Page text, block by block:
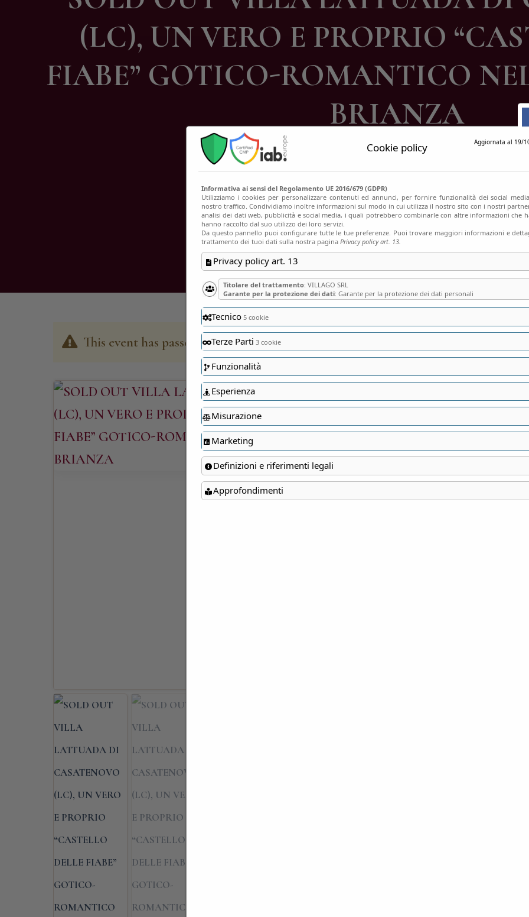
(LC), UN VERO E PROPRIO
FIABE” GOTICO-ROMANTICO
BRIANZA
Contatti
This event has passed
SOLD OUT VILLA
(LC), UN VERO E
FIABE” GOTICO-
DELLA BRIANZA
VISITA SOLD OUT
PROGRAMMA PER
Inserisci qui sotto il
Cookie policy Aggiornata al 19/
Informativa ai sensi del Regolamento UE 2016/679 (GDPR)
Utilizziamo i cookies per personalizzare contenuti ed annunci, per fornire funzionalità dei social
nostro traffico. Condividiamo inoltre informazioni sul modo in cui utilizza il nostro sito con i nostri
analisi dei dati web, pubblicità e social media, i quali potrebbero combinarle con altre informazioni che
hanno raccolto dal suo utilizzo dei loro servizi.
Da questo pannello puoi configurare tutte le tue preferenze. Puoi trovare maggiori informazioni e
trattamento dei tuoi dati sulla nostra pagina Privacy policy art. 13.
Privacy policy art. 13
Titolare del trattamento: VILLAGO SRL
Garante per la protezione dei dati: Garante per la protezione dei dati personali
Tecnico 5 cookie
Terze Parti 3 cookie
Funzionalità
Esperienza
Misurazione
Marketing
Definizioni e riferimenti legali
Approfondimenti